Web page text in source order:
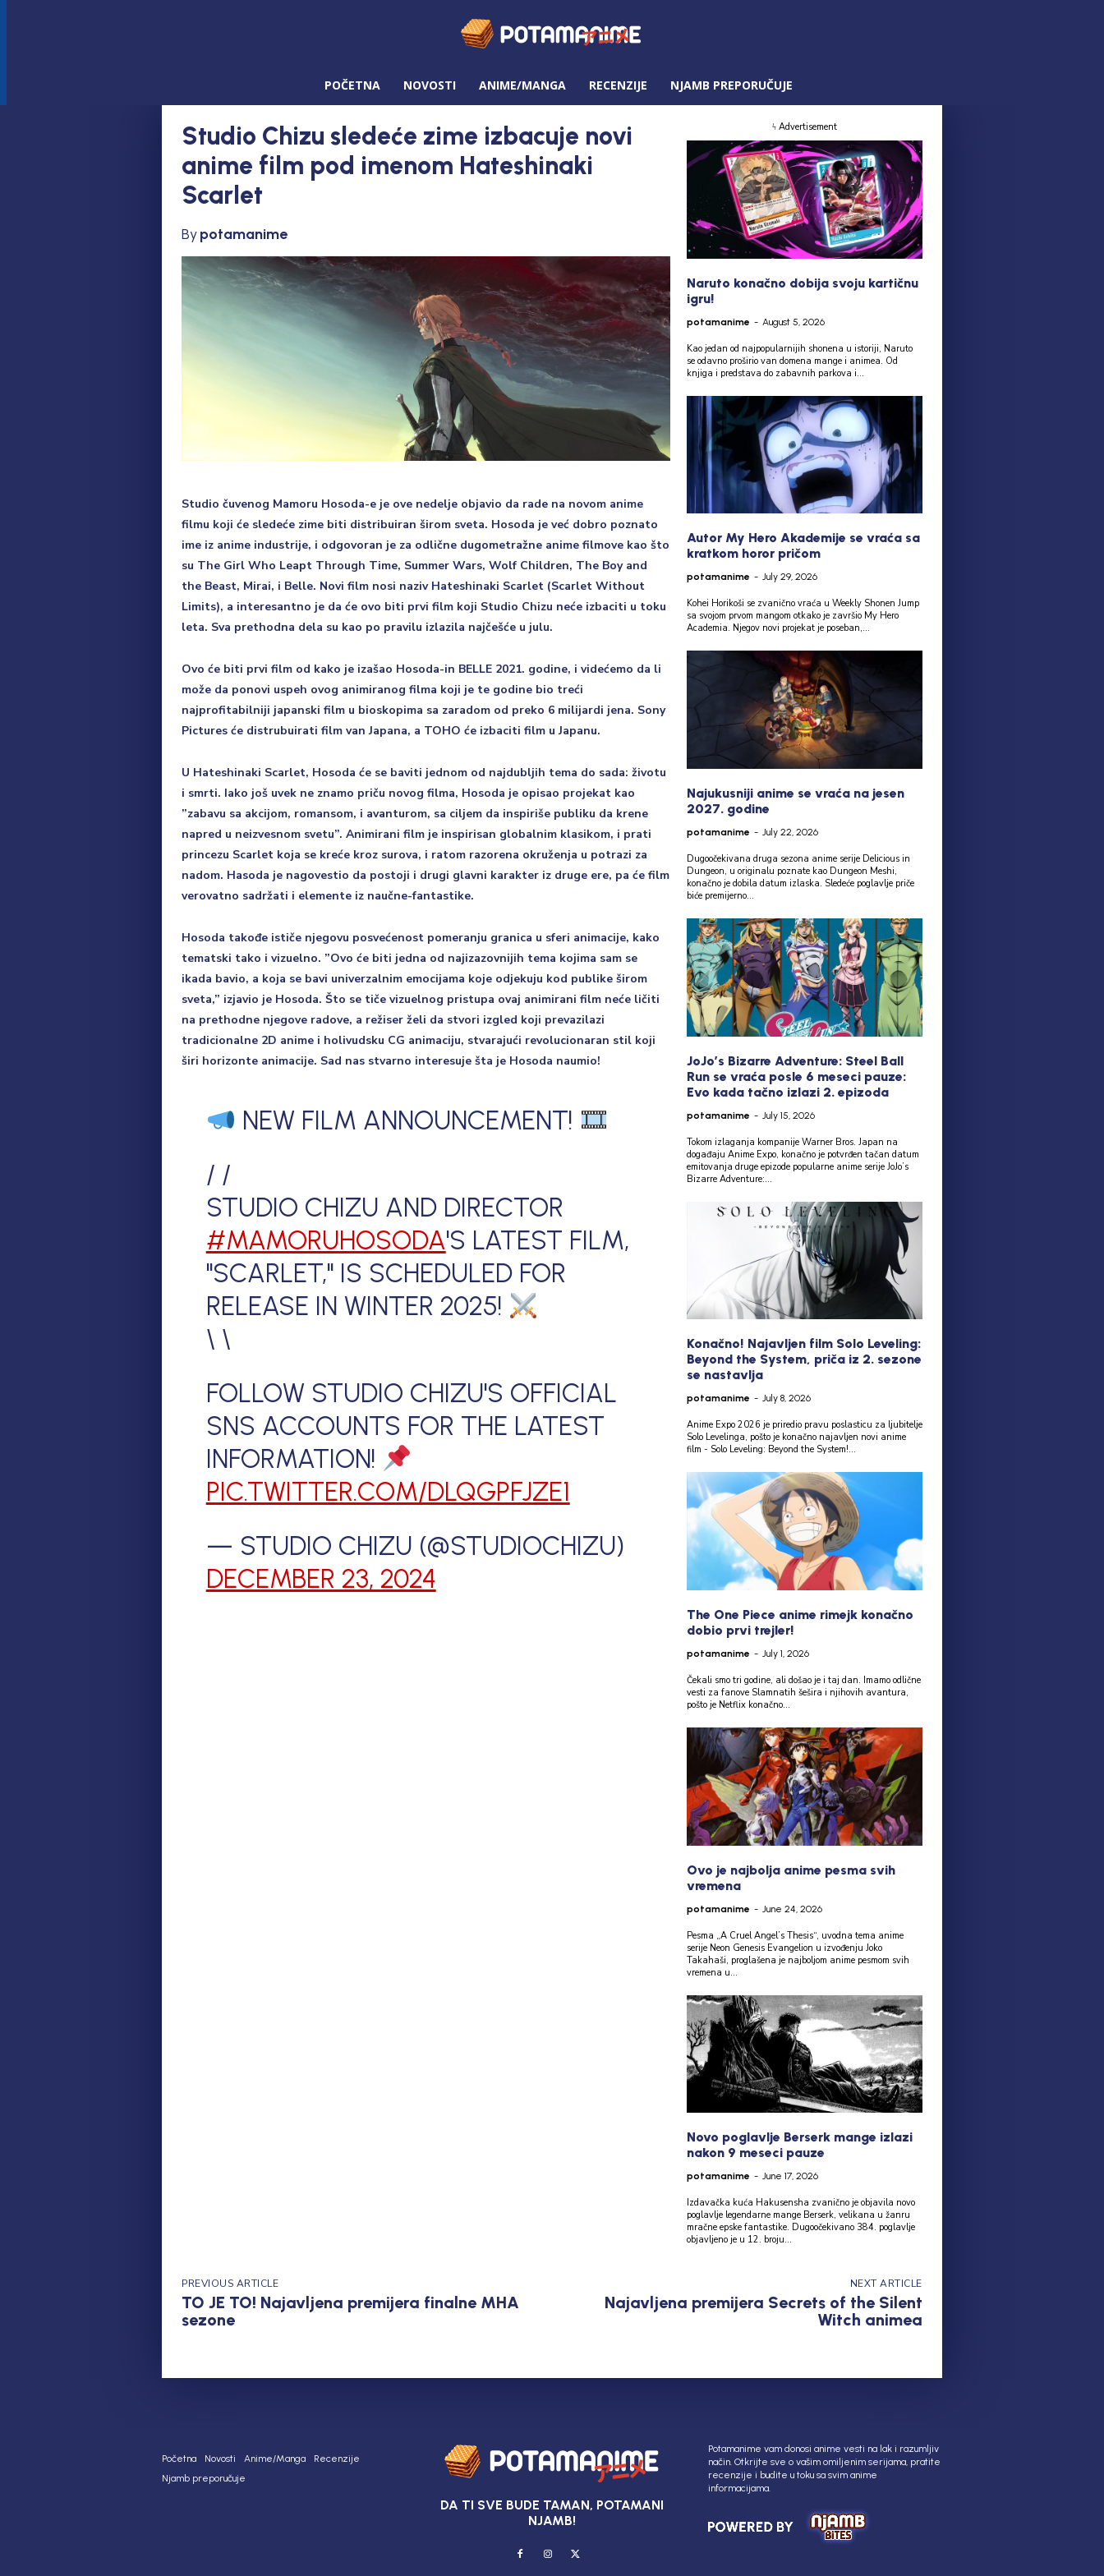
POČETNA NOVOSTI ANIME/MANGA RECENZIJE NJAMB PREPORUČUJE
Studio Chizu sledeće zime izbacuje novi
anime film pod imenom Hateshinaki
Scarlet
Bypotamanime
Studio čuvenog Mamoru Hosoda-e je ove nedelje objavio da rade na novom anime
filmu koji će sledeće zime biti distribuiran širom sveta. Hosoda je već dobro poznato
ime iz anime industrije, i odgovoran je za odlične dugometražne anime filmove kao što
su The Girl Who Leapt Through Time, Summer Wars, Wolf Children, The Boy and
the Beast, Mirai, i Belle. Novi film nosi naziv Hateshinaki Scarlet (Scarlet Without
Limits), a interesantno je da će ovo biti prvi film koji Studio Chizu neće izbaciti u toku
leta. Sva prethodna dela su kao po pravilu izlazila najčešće u julu.
Ovo će biti prvi film od kako je izašao Hosoda-in BELLE 2021. godine, i videćemo da li
može da ponovi uspeh ovog animiranog filma koji je te godine bio treći
najprofitabilniji japanski film u bioskopima sa zaradom od preko 6 milijardi jena. Sony
Pictures će distrubuirati film van Japana, a TOHO će izbaciti film u Japanu.
U Hateshinaki Scarlet, Hosoda će se baviti jednom od najdubljih tema do sada: životu
i smrti. Iako još uvek ne znamo priču novog filma, Hosoda je opisao projekat kao
”zabavu sa akcijom, romansom, i avanturom, sa ciljem da inspiriše publiku da krene
napred u neizvesnom svetu”. Animirani film je inspirisan globalnim klasikom, i prati
princezu Scarlet koja se kreće kroz surova, i ratom razorena okruženja u potrazi za
nadom. Hasoda je nagovestio da postoji i drugi glavni karakter iz druge ere, pa će film
verovatno sadržati i elemente iz naučne-fantastike.
Hosoda takođe ističe njegovu posvećenost pomeranju granica u sferi animacije, kako
tematski tako i vizuelno. ”Ovo će biti jedna od najizazovnijih tema kojima sam se
ikada bavio, a koja se bavi univerzalnim emocijama koje odjekuju kod publike širom
sveta,” izjavio je Hosoda. Što se tiče vizuelnog pristupa ovaj animirani film neće ličiti
na prethodne njegove radove, a režiser želi da stvori izgled koji prevazilazi
tradicionalne 2D anime i holivudsku CG animaciju, stvarajući revolucionaran stil koji
širi horizonte animacije. Sad nas stvarno interesuje šta je Hosoda naumio!
NEW FILM ANNOUNCEMENT!
/ /
STUDIO CHIZU AND DIRECTOR
#MAMORUHOSODA'S LATEST FILM,
"SCARLET," IS SCHEDULED FOR
RELEASE IN WINTER 2025!
\ \
FOLLOW STUDIO CHIZU'S OFFICIAL
SNS ACCOUNTS FOR THE LATEST
INFORMATION!
PIC.TWITTER.COM/DLQGPFJZE1
— STUDIO CHIZU (@STUDIOCHIZU)
DECEMBER 23, 2024
ϟ Advertisement
Naruto konačno dobija svoju kartičnu
igru!
potamanime - August 5, 2026
Kao jedan od najpopularnijih shonena u istoriji, Naruto
se odavno proširio van domena mange i animea. Od
knjiga i predstava do zabavnih parkova i...
Autor My Hero Akademije se vraća sa
kratkom horor pričom
potamanime - July 29, 2026
Kohei Horikoši se zvanično vraća u Weekly Shonen Jump
sa svojom prvom mangom otkako je završio My Hero
Academia. Njegov novi projekat je poseban,...
Najukusniji anime se vraća na jesen
2027. godine
potamanime - July 22, 2026
Dugoočekivana druga sezona anime serije Delicious in
Dungeon, u originalu poznate kao Dungeon Meshi,
konačno je dobila datum izlaska. Sledeće poglavlje priče
biće premijerno...
JoJo’s Bizarre Adventure: Steel Ball
Run se vraća posle 6 meseci pauze:
Evo kada tačno izlazi 2. epizoda
potamanime - July 15, 2026
Tokom izlaganja kompanije Warner Bros. Japan na
događaju Anime Expo, konačno je potvrđen tačan datum
emitovanja druge epizode popularne anime serije JoJo’s
Bizarre Adventure:...
Konačno! Najavljen film Solo Leveling:
Beyond the System, priča iz 2. sezone
se nastavlja
potamanime - July 8, 2026
Anime Expo 2026 je priredio pravu poslasticu za ljubitelje
Solo Levelinga, pošto je konačno najavljen novi anime
film - Solo Leveling: Beyond the System!...
The One Piece anime rimejk konačno
dobio prvi trejler!
potamanime - July 1, 2026
Čekali smo tri godine, ali došao je i taj dan. Imamo odlične
vesti za fanove Slamnatih šešira i njihovih avantura,
pošto je Netflix konačno...
Ovo je najbolja anime pesma svih
vremena
potamanime - June 24, 2026
Pesma „A Cruel Angel’s Thesis“, uvodna tema anime
serije Neon Genesis Evangelion u izvođenju Joko
Takahaši, proglašena je najboljom anime pesmom svih
vremena u...
Novo poglavlje Berserk mange izlazi
nakon 9 meseci pauze
potamanime - June 17, 2026
Izdavačka kuća Hakusensha zvanično je objavila novo
poglavlje legendarne mange Berserk, velikana u žanru
mračne epske fantastike. Dugoočekivano 384. poglavlje
objavljeno je u 12. broju...
PREVIOUS ARTICLE
TO JE TO! Najavljena premijera finalne MHA
sezone
NEXT ARTICLE
Najavljena premijera Secrets of the Silent
Witch animea
Početna Novosti Anime/Manga
Recenzije
Njamb preporučuje
DA TI SVE BUDE TAMAN, POTAMANI
NJAMB!
Potamanime vam donosi anime vesti na lak i razumljiv
način. Otkrijte sve o vašim omiljenim serijama, pratite
recenzije i budite u toku sa svim anime
informacijama.